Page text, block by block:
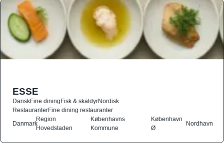
ESSE
DanskFine diningFisk & skaldyrNordisk
RestauranterFine dining restauranter
Danmark
Region
Hovedstaden
Københavns
Kommune
København
Ø
Nordhavn